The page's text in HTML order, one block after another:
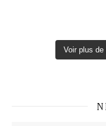
Voir plus de